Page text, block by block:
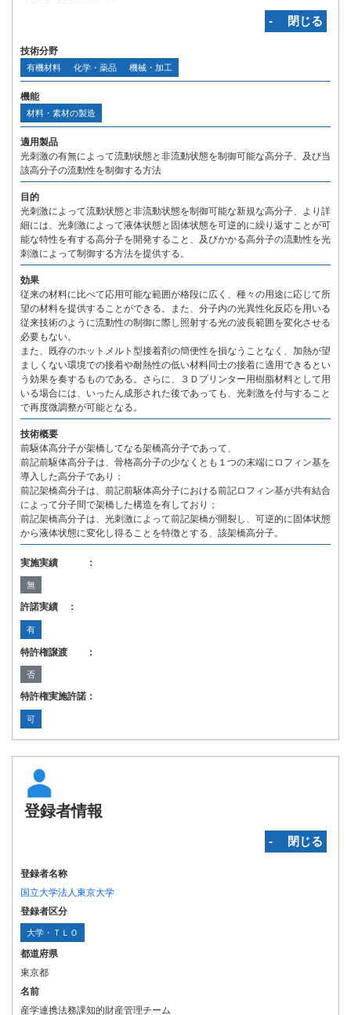
‐ 閉じる
技術分野
有機材料 化学・薬品 機械・加工
機能
材料・素材の製造
適用製品
光刺激の有無によって流動状態と非流動状態を制御可能な高分子、及び当
該高分子の流動性を制御する方法
目的
光刺激によって流動状態と非流動状態を制御可能な新規な高分子、より詳
細には、光刺激によって液体状態と固体状態を可逆的に繰り返すことが可
能な特性を有する高分子を開発すること、及びかかる高分子の流動性を光
刺激によって制御する方法を提供する。
効果
従来の材料に比べて応用可能な範囲が格段に広く、種々の用途に応じて所
望の材料を提供することができる。また、分子内の光異性化反応を用いる
従来技術のように流動性の制御に際し照射する光の波長範囲を変化させる
必要もない。
また、既存のホットメルト型接着剤の簡便性を損なうことなく、加熱が望
ましくない環境での接着や耐熱性の低い材料同士の接着に適用できるとい
う効果を奏するものである。さらに、３Ｄプリンター用樹脂材料として用
いる場合には、いったん成形された後であっても、光刺激を付与すること
で再度微調整が可能となる。
技術概要
前駆体高分子が架橋してなる架橋高分子であって、
前記前駆体高分子は、骨格高分子の少なくとも１つの末端にロフィン基を
導入した高分子であり；
前記架橋高分子は、前記前駆体高分子における前記ロフィン基が共有結合
によって分子間で架橋した構造を有しており；
前記架橋高分子は、光刺激によって前記架橋が開裂し、可逆的に固体状態
から液体状態に変化し得ることを特徴とする、該架橋高分子。
実施実績 ：
無
許諾実績 ：
有
特許権譲渡 ：
否
特許権実施許諾：
可
登録者情報
‐ 閉じる
登録者名称
国立大学法人東京大学
登録者区分
大学・ＴＬＯ
都道府県
東京都
名前
産学連携法務課知的財産管理チーム